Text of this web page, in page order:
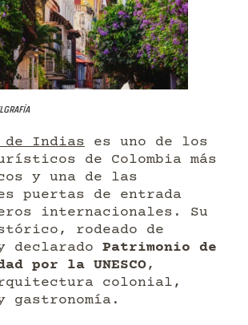
de Indias es uno de los
de Colombia más
y una de las
puertas de entrada
internacionales. Su
rodeado de
declarado Patrimonio de
por la UNESCO,
colonial,